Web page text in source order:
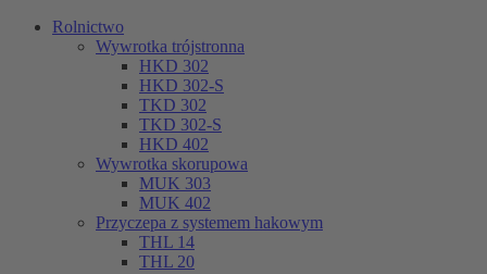
Rolnictwo
Wywrotka trójstronna
HKD 302
HKD 302-S
TKD 302
TKD 302-S
HKD 402
Wywrotka skorupowa
MUK 303
MUK 402
Przyczepa z systemem hakowym
THL 14
THL 20